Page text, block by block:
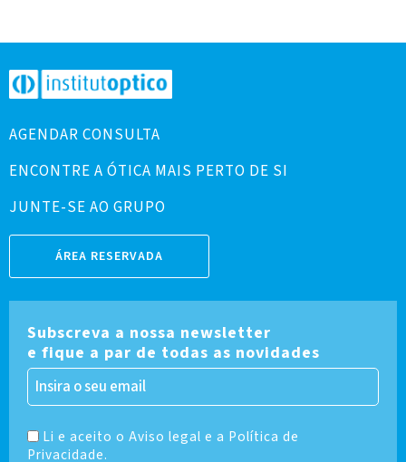
AGENDAR CONSULTA
ENCONTRE A ÓTICA MAIS PERTO DE SI
JUNTE-SE AO GRUPO
ÁREA RESERVADA
Subscreva a nossa newsletter
e fique a par de todas as novidades
Li e aceito o Aviso legal e a Política de
Privacidade.